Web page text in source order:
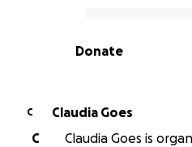
0% complete
Donate
C
Claudia Goes
C
Claudia Goes is